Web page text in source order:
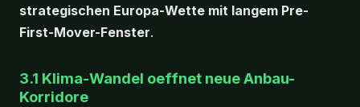
strategischen Europa-Wette mit langem Pre-
First-Mover-Fenster.
3.1 Klima-Wandel oeffnet neue Anbau-
Korridore